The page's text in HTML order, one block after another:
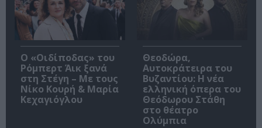
O «Οιδίποδας» του
Ρόμπερτ Άικ ξανά
στη Στέγη – Με τους
Νίκο Κουρή & Μαρία
Κεχαγιόγλου
Θεοδώρα,
Αυτοκράτειρα του
Βυζαντίου: Η νέα
ελληνική όπερα του
Θεόδωρου Στάθη
στο θέατρο
Ολύμπια